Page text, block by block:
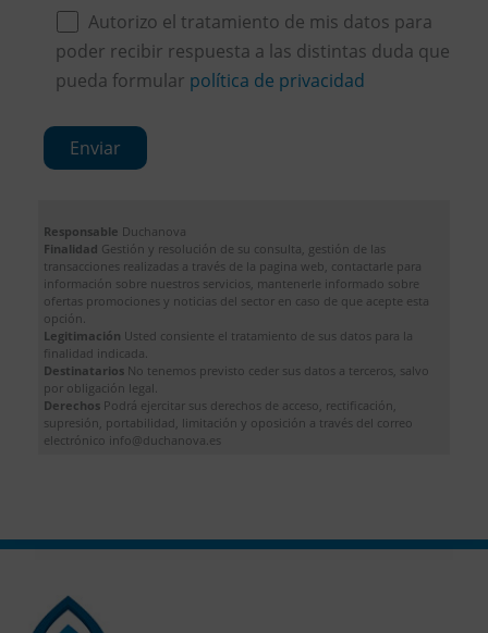
Autorizo el tratamiento de mis datos para
poder recibir respuesta a las distintas duda que
pueda formular política de privacidad
Responsable Duchanova
Finalidad Gestión y resolución de su consulta, gestión de las
transacciones realizadas a través de la pagina web, contactarle para
información sobre nuestros servicios, mantenerle informado sobre
ofertas promociones y noticias del sector en caso de que acepte esta
opción.
Legitimación Usted consiente el tratamiento de sus datos para la
finalidad indicada.
Destinatarios No tenemos previsto ceder sus datos a terceros, salvo
por obligación legal.
Derechos Podrá ejercitar sus derechos de acceso, rectificación,
supresión, portabilidad, limitación y oposición a través del correo
electrónico info@duchanova.es